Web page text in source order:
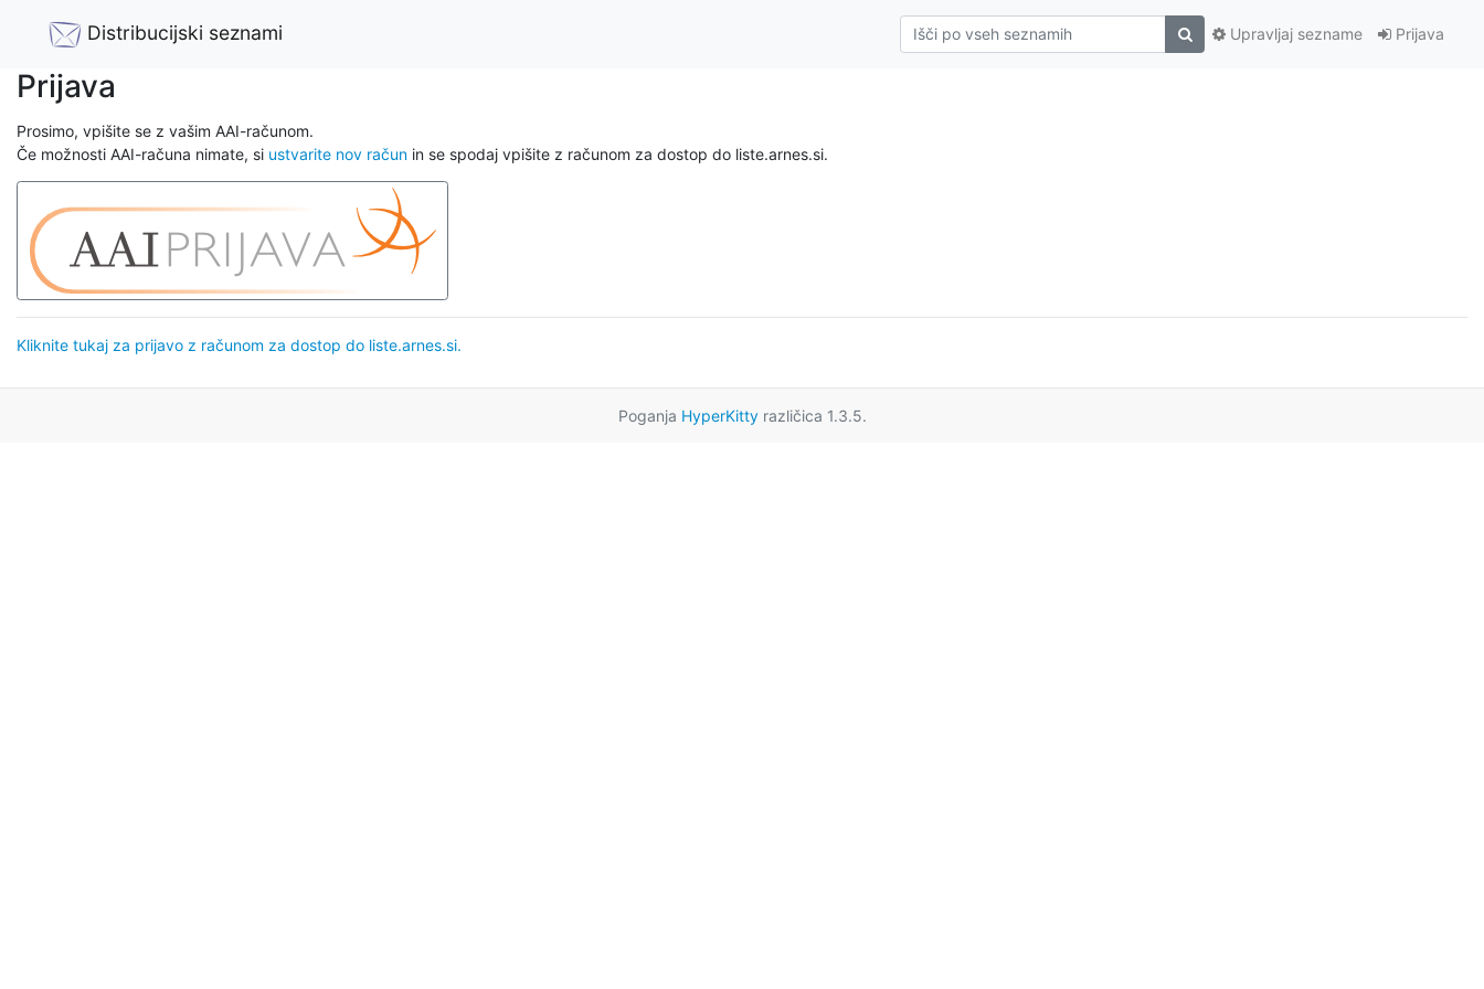
Distribucijski seznami Prijava
Upravljaj sezname
Prijava
Prosimo, vpišite se z vašim AAI-računom.
Če možnosti AAI-računa nimate, si ustvarite nov račun in se spodaj vpišite z računom za dostop do liste.arnes.si.
Kliknite tukaj za prijavo z računom za dostop do liste.arnes.si.
Poganja HyperKittyrazličica 1.3.5.